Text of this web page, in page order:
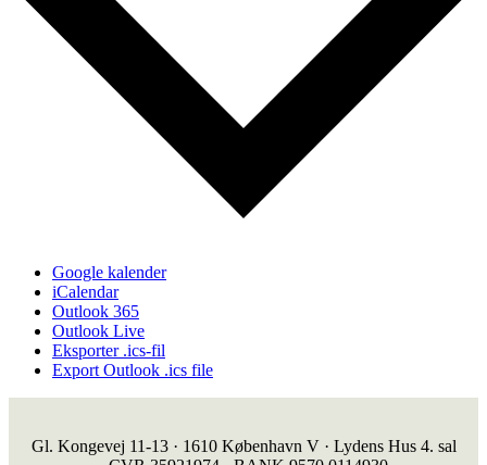
Google kalender
iCalendar
Outlook 365
Outlook Live
Eksporter .ics-fil
Export Outlook .ics file
Gl. Kongevej 11-13 · 1610 København V · Lydens Hus 4. sal